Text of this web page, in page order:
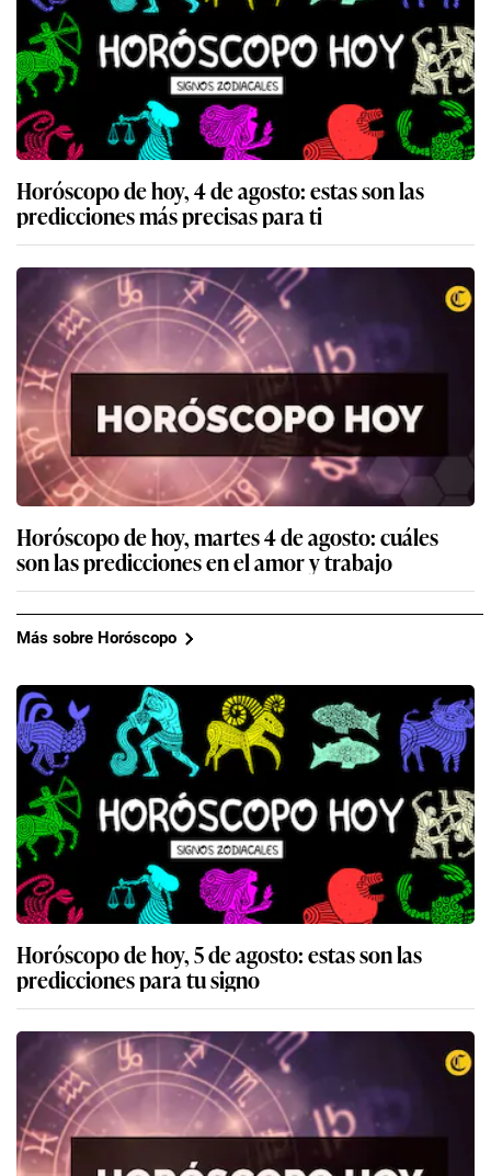
Horóscopo de hoy, 4 de agosto: estas son las
predicciones más precisas para ti
Horóscopo de hoy, martes 4 de agosto: cuáles
son las predicciones en el amor y trabajo
Más sobre Horóscopo
Horóscopo de hoy, 5 de agosto: estas son las
predicciones para tu signo